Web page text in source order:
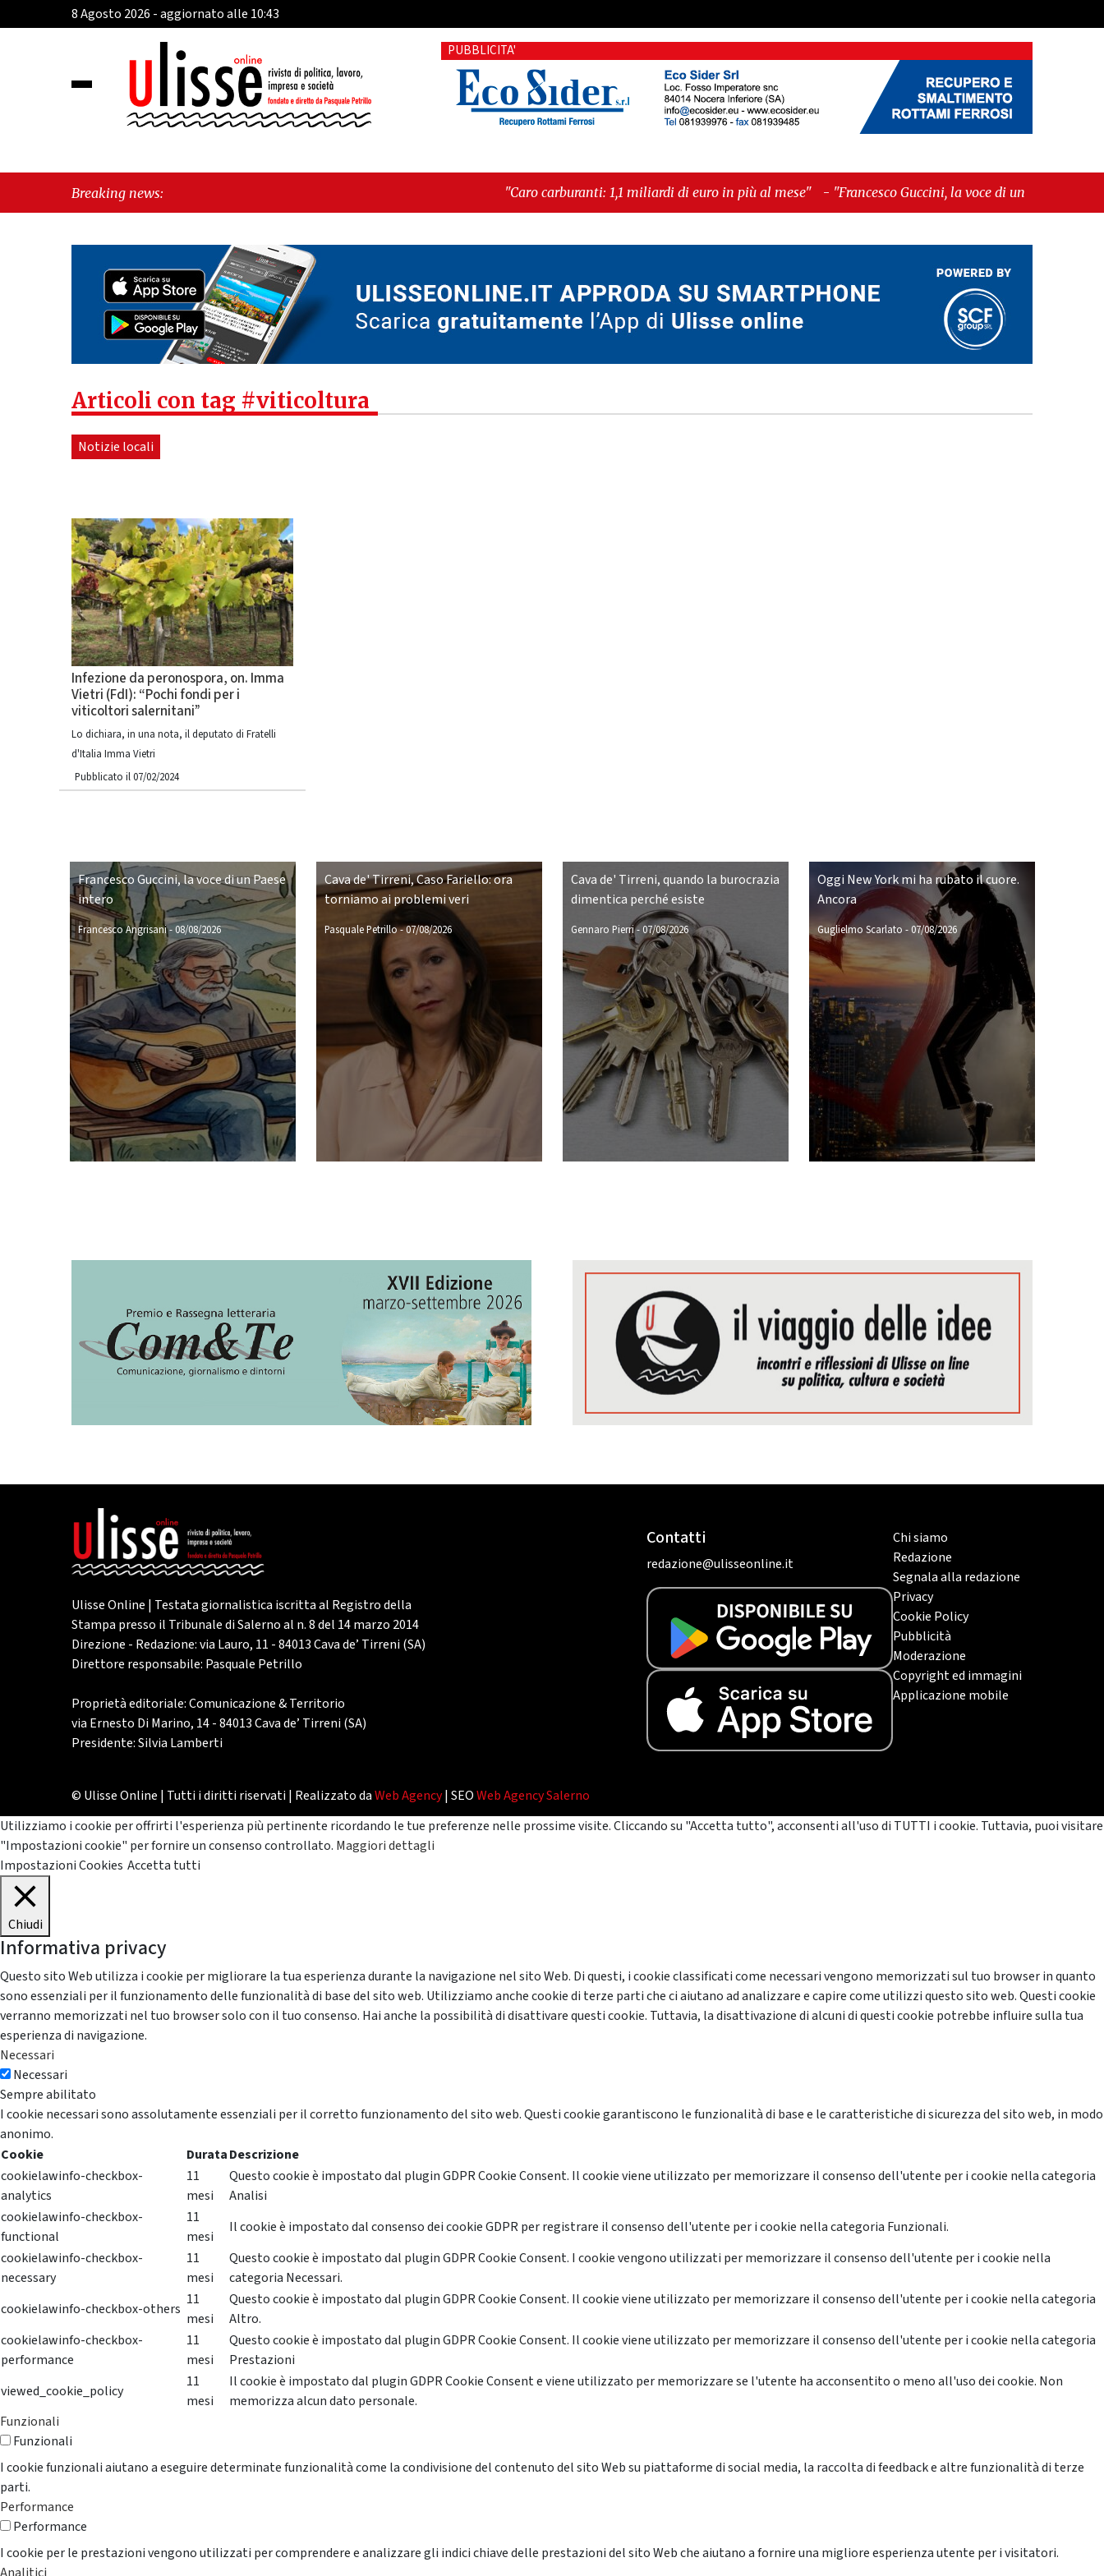
8 Agosto 2026 - aggiornato alle 10:43
PUBBLICITA'
Breaking news: "Caro carburanti: 1,1 miliardi di euro in più al mese" -"Francesco Guccini, la voce di un Paese intero"
Articoli con tag #viticoltura
Notizie locali
Infezione da peronospora, on. Imma
Vietri (FdI): “Pochi fondi per i
viticoltori salernitani”
Lo dichiara, in una nota, il deputato di Fratelli
d'Italia Imma Vietri
Pubblicato il 07/02/2024
Francesco Guccini, la voce di un Paese
intero
Francesco Angrisani-08/08/2026
Cava de' Tirreni, Caso Fariello: ora
torniamo ai problemi veri
Pasquale Petrillo-07/08/2026
Cava de' Tirreni, quando la burocrazia
dimentica perché esiste
Gennaro Pierri- 07/08/2026
Oggi New York mi ha rubato il cuore.
Ancora
Guglielmo Scarlato -07/08/2026
Ulisse Online | Testata giornalistica iscritta al Registro della
Stampa presso il Tribunale di Salerno al n. 8 del 14 marzo 2014
Direzione - Redazione: via Lauro, 11 - 84013 Cava de’ Tirreni (SA)
Direttore responsabile: Pasquale Petrillo
Proprietà editoriale: Comunicazione & Territorio
via Ernesto Di Marino, 14 - 84013 Cava de’ Tirreni (SA)
Presidente: Silvia Lamberti
Contatti
redazione@ulisseonline.it
Chi siamo
Redazione
Segnala alla redazione
Privacy
Cookie Policy
Pubblicità
Moderazione
Copyright ed immagini
Applicazione mobile
© Ulisse Online | Tutti i diritti riservati | Realizzato daWeb Agency| SEOWeb Agency Salerno
Utilizziamo i cookie per offrirti l'esperienza più pertinente ricordando le tue preferenze nelle prossime visite. Cliccando su "Accetta tutto", acconsenti all'uso di TUTTI i cookie. Tuttavia, puoi visitare
"Impostazioni cookie" per fornire un consenso controllato. Maggiori dettagli
Impostazioni Cookies Accetta tutti
Chiudi
Informativa privacy
Questo sito Web utilizza i cookie per migliorare la tua esperienza durante la navigazione nel sito Web. Di questi, i cookie classificati come necessari vengono memorizzati sul tuo browser in quanto
sono essenziali per il funzionamento delle funzionalità di base del sito web. Utilizziamo anche cookie di terze parti che ci aiutano ad analizzare e capire come utilizzi questo sito web. Questi cookie
verranno memorizzati nel tuo browser solo con il tuo consenso. Hai anche la possibilità di disattivare questi cookie. Tuttavia, la disattivazione di alcuni di questi cookie potrebbe influire sulla tua
esperienza di navigazione.
Necessari
Necessari
Sempre abilitato
I cookie necessari sono assolutamente essenziali per il corretto funzionamento del sito web. Questi cookie garantiscono le funzionalità di base e le caratteristiche di sicurezza del sito web, in modo
anonimo.
Cookie
DurataDescrizione
cookielawinfo-checkbox-
analytics
11
mesi
Questo cookie è impostato dal plugin GDPR Cookie Consent. Il cookie viene utilizzato per memorizzare il consenso dell'utente per i cookie nella categoria
Analisi
cookielawinfo-checkbox-
functional
11
mesi
Il cookie è impostato dal consenso dei cookie GDPR per registrare il consenso dell'utente per i cookie nella categoria Funzionali.
cookielawinfo-checkbox-
necessary
11
mesi
Questo cookie è impostato dal plugin GDPR Cookie Consent. I cookie vengono utilizzati per memorizzare il consenso dell'utente per i cookie nella
categoria Necessari.
cookielawinfo-checkbox-others
11
mesi
Questo cookie è impostato dal plugin GDPR Cookie Consent. Il cookie viene utilizzato per memorizzare il consenso dell'utente per i cookie nella categoria
Altro.
cookielawinfo-checkbox-
performance
11
mesi
Questo cookie è impostato dal plugin GDPR Cookie Consent. Il cookie viene utilizzato per memorizzare il consenso dell'utente per i cookie nella categoria
Prestazioni
viewed_cookie_policy
11
mesi
Il cookie è impostato dal plugin GDPR Cookie Consent e viene utilizzato per memorizzare se l'utente ha acconsentito o meno all'uso dei cookie. Non
memorizza alcun dato personale.
Funzionali
Funzionali
I cookie funzionali aiutano a eseguire determinate funzionalità come la condivisione del contenuto del sito Web su piattaforme di social media, la raccolta di feedback e altre funzionalità di terze
parti.
Performance
Performance
I cookie per le prestazioni vengono utilizzati per comprendere e analizzare gli indici chiave delle prestazioni del sito Web che aiutano a fornire una migliore esperienza utente per i visitatori.